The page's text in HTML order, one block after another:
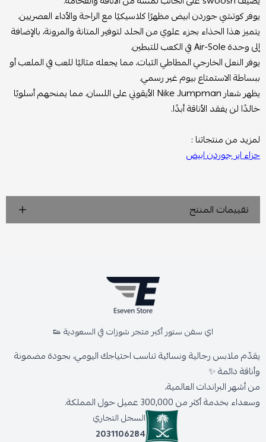
يوفر كوتشي جوردن ابيض مظهرًا كلاسيكيًا مع الراحة والأداء العصريين.
يتميز هذا الحذاء بجزء علوي من الجلد لتوفير المتانة والمرونة، بالإضافة
إلى وحدة Air-Sole في الكعب للتبطين.
يوفر النعل الخارجي المطاطي الثبات، مما يجعله مثاليًا للعب في الملعب أو
ببساطة الاستمتاع بيوم غير رسمي.
يظهر شعار Nike Jumpman الأيقوني على اللسان، مما يمنحهم أسلوبًا
خالدًا لن يفقد الأناقة أبدًا.
لمزيد من منتجاتنا :
حزاء اير جوردن ابيض
تقييمات المنتج
اي سفن ستور أكبر متجر شوزات في السعودية 👟
يقدّم ملابس رجالية ونسائية تناسب احتياجك اليومي، بجودة مضمونة
وأناقة دائمة ✨
من أشهر البراندات العالمية،
وسعداء بخدمة أكثر من 300,000 عميل حول المملكة.
السجل التجاري
2031106284